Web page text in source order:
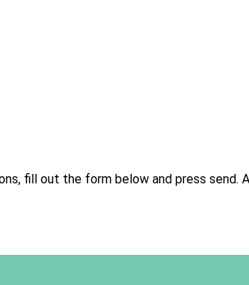
fill out the form below and press send.